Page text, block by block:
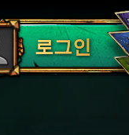
로그인
로그아웃